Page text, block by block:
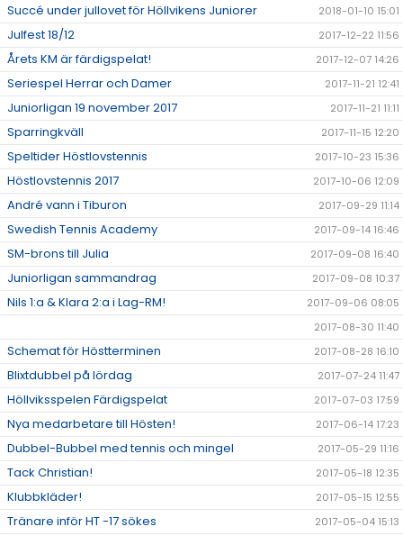
Succé under jullovet för Höllvikens Juniorer 2018-01-10 15:01
Julfest 18/12 2017-12-22 11:56
Årets KM är färdigspelat! 2017-12-07 14:26
Seriespel Herrar och Damer 2017-11-21 12:41
Juniorligan 19 november 2017 2017-11-21 11:11
Sparringkväll 2017-11-15 12:20
Speltider Höstlovstennis 2017-10-23 15:36
Höstlovstennis 2017 2017-10-06 12:09
André vann i Tiburon 2017-09-29 11:14
Swedish Tennis Academy 2017-09-14 16:46
SM-brons till Julia 2017-09-08 16:40
Juniorligan sammandrag 2017-09-08 10:37
Nils 1:a & Klara 2:a i Lag-RM!
2017-09-06 08:05
2017-08-30 11:40
Schemat för Höstterminen 2017-08-28 16:10
Blixtdubbel på lördag 2017-07-24 11:47
Höllviksspelen Färdigspelat 2017-07-03 17:59
Nya medarbetare till Hösten! 2017-06-14 17:23
Dubbel-Bubbel med tennis och mingel 2017-05-29 11:16
Tack Christian! 2017-05-18 12:35
Klubbkläder! 2017-05-15 12:55
Tränare inför HT -17 sökes 2017-05-04 15:13